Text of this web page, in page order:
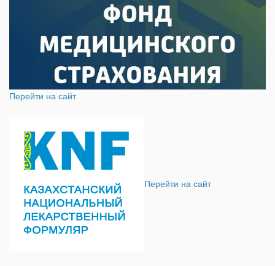
Перейти на сайт
Перейти на сайт